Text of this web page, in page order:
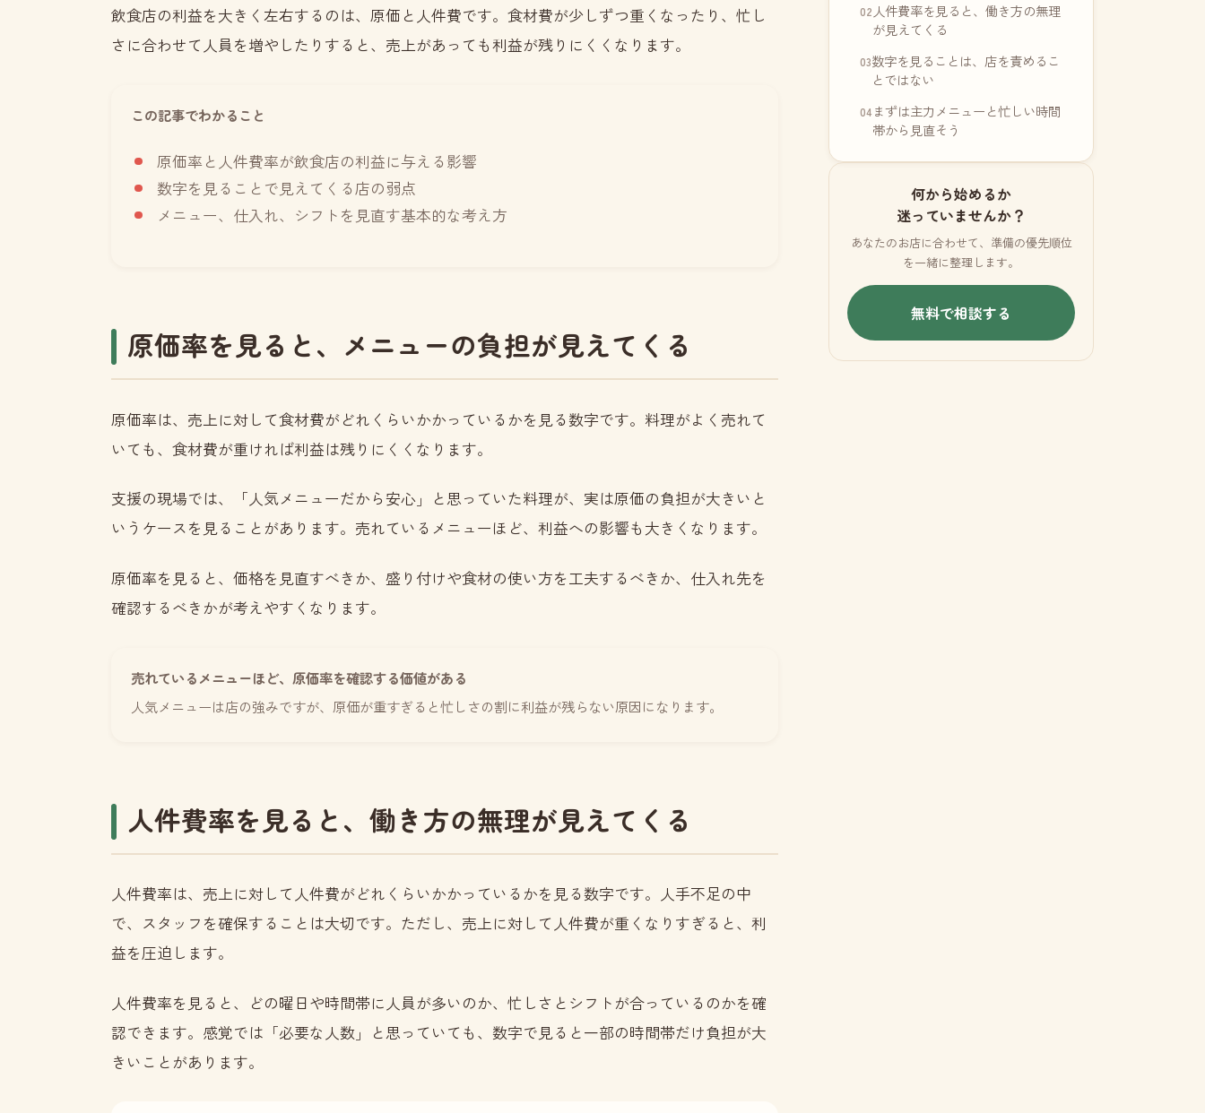
人件費率を見ると、働き方の無理
が見えてくる
数字を見ることは、店を責めるこ
とではない
まずは主力メニューと忙しい時間
帯から見直そう
何から始めるか
迷っていませんか？
あなたのお店に合わせて、準備の優先順位
を一緒に整理します。
無料で相談する
飲食店の利益を大きく左右するのは、原価と人件費です。食材費が少しずつ重くなったり、忙し
さに合わせて人員を増やしたりすると、売上があっても利益が残りにくくなります。
この記事でわかること
原価率と人件費率が飲食店の利益に与える影響
数字を見ることで見えてくる店の弱点
メニュー、仕入れ、シフトを見直す基本的な考え方
原価率を見ると、メニューの負担が見えてくる
原価率は、売上に対して食材費がどれくらいかかっているかを見る数字です。料理がよく売れて
いても、食材費が重ければ利益は残りにくくなります。
支援の現場では、「人気メニューだから安心」と思っていた料理が、実は原価の負担が大きいと
いうケースを見ることがあります。売れているメニューほど、利益への影響も大きくなります。
原価率を見ると、価格を見直すべきか、盛り付けや食材の使い方を工夫するべきか、仕入れ先を
確認するべきかが考えやすくなります。
売れているメニューほど、原価率を確認する価値がある
人気メニューは店の強みですが、原価が重すぎると忙しさの割に利益が残らない原因になります。
人件費率を見ると、働き方の無理が見えてくる
人件費率は、売上に対して人件費がどれくらいかかっているかを見る数字です。人手不足の中
で、スタッフを確保することは大切です。ただし、売上に対して人件費が重くなりすぎると、利
益を圧迫します。
人件費率を見ると、どの曜日や時間帯に人員が多いのか、忙しさとシフトが合っているのかを確
認できます。感覚では「必要な人数」と思っていても、数字で見ると一部の時間帯だけ負担が大
きいことがあります。